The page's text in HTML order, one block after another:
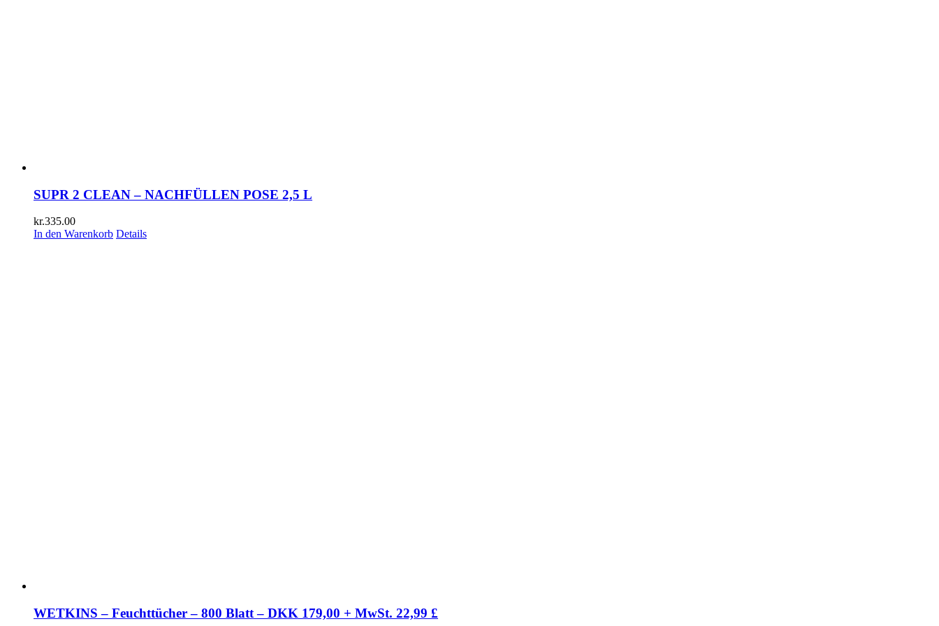
SUPR 2 CLEAN – NACHFÜLLEN POSE 2,5 L
kr.335.00
In den Warenkorb Details
WETKINS – Feuchttücher – 800 Blatt – DKK 179,00 + MwSt. 22,99 £